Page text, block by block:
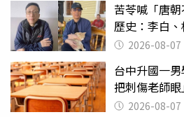
苦苓喊「唐
歷史：李白
2026-08-07
台中升國一
把刺傷老師
2026-08-07